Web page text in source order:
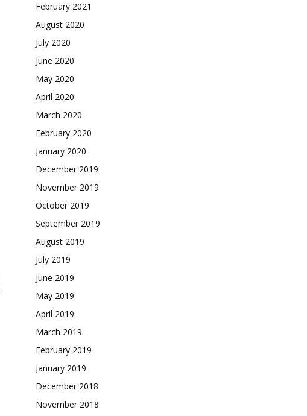
February 2021
August 2020
July 2020
June 2020
May 2020
April 2020
March 2020
February 2020
January 2020
December 2019
November 2019
October 2019
September 2019
August 2019
July 2019
June 2019
May 2019
April 2019
March 2019
February 2019
January 2019
December 2018
November 2018